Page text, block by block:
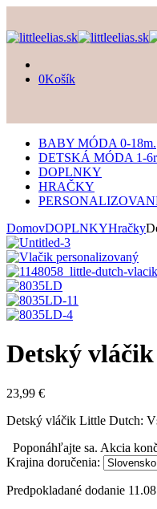
0Košík
BABY MÓDA 0-18m.
DETSKÁ MÓDA 1-
DOPLNKY
HRAČKY
DomovDOPLNKYHračky
Detský
23,99 €
Detský vláčik Little Dutch:
Poponáhľajte sa. Akcia
Krajina doručenia:
Predpokladané dodanie